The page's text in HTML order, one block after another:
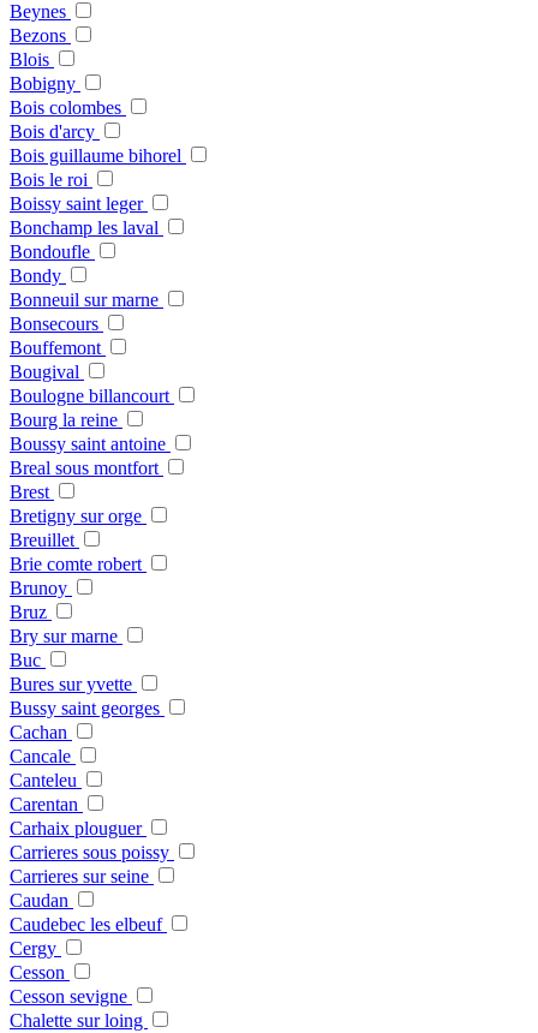
Beynes
Bezons
Blois
Bobigny
Bois colombes
Bois d'arcy
Bois guillaume bihorel
Bois le roi
Boissy saint leger
Bonchamp les laval
Bondoufle
Bondy
Bonneuil sur marne
Bonsecours
Bouffemont
Bougival
Boulogne billancourt
Bourg la reine
Boussy saint antoine
Breal sous montfort
Brest
Bretigny sur orge
Breuillet
Brie comte robert
Brunoy
Bruz
Bry sur marne
Buc
Bures sur yvette
Bussy saint georges
Cachan
Cancale
Canteleu
Carentan
Carhaix plouguer
Carrieres sous poissy
Carrieres sur seine
Caudan
Caudebec les elbeuf
Cergy
Cesson
Cesson sevigne
Chalette sur loing